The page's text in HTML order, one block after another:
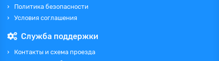
Политика безопасности
Условия соглашения
Служба поддержки
Контакты и схема проезда